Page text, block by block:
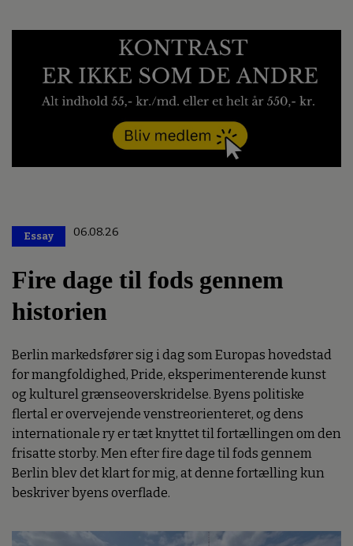
Essay 06.08.26
Fire dage til fods gennem
historien
Berlin markedsfører sig i dag som Europas hovedstad
for mangfoldighed, Pride, eksperimenterende kunst
og kulturel grænseoverskridelse. Byens politiske
flertal er overvejende venstreorienteret, og dens
internationale ry er tæt knyttet til fortællingen om den
frisatte storby. Men efter fire dage til fods gennem
Berlin blev det klart for mig, at denne fortælling kun
beskriver byens overflade.